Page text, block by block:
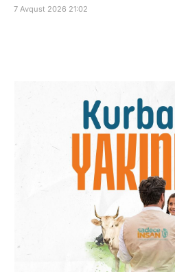
7 Avqust 2026 21:02